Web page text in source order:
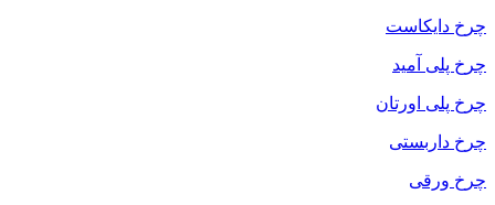
چرخ دایکاست
چرخ پلی آمید
چرخ پلی اورتان
چرخ داربستی
چرخ ورقی